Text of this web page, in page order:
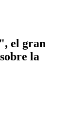
el gran
la